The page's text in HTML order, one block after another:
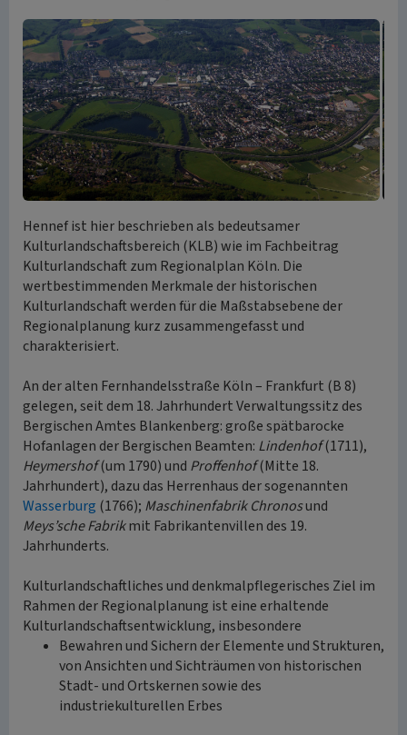
Hennef ist hier beschrieben als bedeutsamer
Kulturlandschaftsbereich (KLB) wie im Fachbeitrag
Kulturlandschaft zum Regionalplan Köln. Die
wertbestimmenden Merkmale der historischen
Kulturlandschaft werden für die Maßstabsebene der
Regionalplanung kurz zusammengefasst und
charakterisiert.
An der alten Fernhandelsstraße Köln – Frankfurt (B 8)
gelegen, seit dem 18. Jahrhundert Verwaltungssitz des
Bergischen Amtes Blankenberg: große spätbarocke
Hofanlagen der Bergischen Beamten: Lindenhof(1711),
Heymershof(um 1790) und Proffenhof(Mitte 18.
Jahrhundert), dazu das Herrenhaus der sogenannten
Wasserburg (1766); Maschinenfabrik Chronosund
Meys’sche Fabrikmit Fabrikantenvillen des 19.
Jahrhunderts.
Kulturlandschaftliches und denkmalpflegerisches Ziel im
Rahmen der Regionalplanung ist eine erhaltende
Kulturlandschaftsentwicklung, insbesondere
Bewahren und Sichern der Elemente und Strukturen,
von Ansichten und Sichträumen von historischen
Stadt- und Ortskernen sowie des
industriekulturellen Erbes